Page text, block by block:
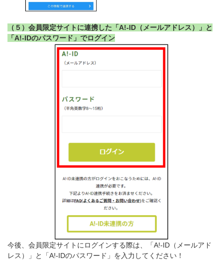
（５）会員限定サイトに連携した「A!-ID（メールアドレス）」と
「A!-IDのパスワード」でログイン
今後、会員限定サイトにログインする際は、「A!-ID（メールアド
レス）」と「A!-IDのパスワード」を入力してください！